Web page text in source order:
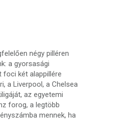
négy pilléren
a gyorsasági
foci két alappillére
a Liverpool, a Chelsea
az egyetemi
forog, a legtöbb
mennek, ha